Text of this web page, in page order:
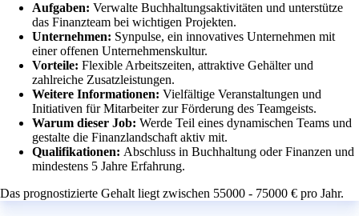
Aufgaben: Verwalte Buchhaltungsaktivitäten und unterstütze
das Finanzteam bei wichtigen Projekten.
Unternehmen: Synpulse, ein innovatives Unternehmen mit
einer offenen Unternehmenskultur.
Vorteile: Flexible Arbeitszeiten, attraktive Gehälter und
zahlreiche Zusatzleistungen.
Weitere Informationen: Vielfältige Veranstaltungen und
Initiativen für Mitarbeiter zur Förderung des Teamgeists.
Warum dieser Job: Werde Teil eines dynamischen Teams und
gestalte die Finanzlandschaft aktiv mit.
Qualifikationen: Abschluss in Buchhaltung oder Finanzen und
mindestens 5 Jahre Erfahrung.
Das prognostizierte Gehalt liegt zwischen 55000 - 75000 € pro Jahr.